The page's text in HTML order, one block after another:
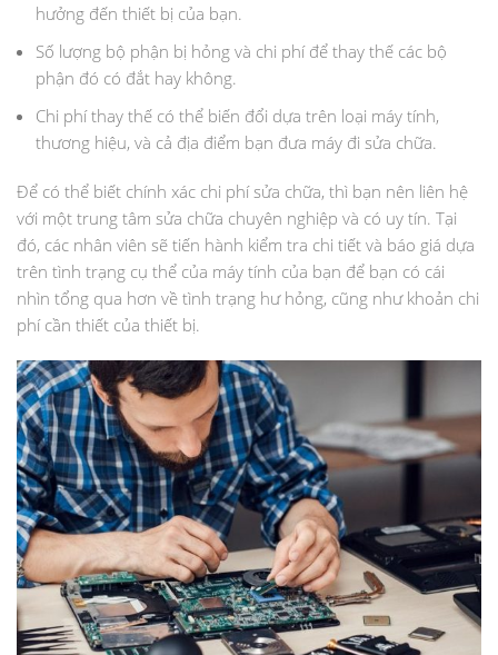
hưởng đến thiết bị của bạn.
Số lượng bộ phận bị hỏng và chi phí để thay thế các bộ
phận đó có đắt hay không.
Chi phí thay thế có thể biến đổi dựa trên loại máy tính,
thương hiệu, và cả địa điểm bạn đưa máy đi sửa chữa.
Để có thể biết chính xác chi phí sửa chữa, thì bạn nên liên hệ
với một trung tâm sửa chữa chuyên nghiệp và có uy tín. Tại
đó, các nhân viên sẽ tiến hành kiểm tra chi tiết và báo giá dựa
trên tình trạng cụ thể của máy tính của bạn để bạn có cái
nhìn tổng qua hơn về tình trạng hư hỏng, cũng như khoản chi
phí cần thiết của thiết bị.